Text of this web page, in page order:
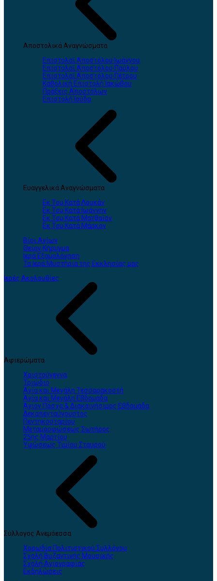
Αποστολικά Αναγνώσματα
Επιστολαί Αποστόλου Ιωάννου
Επιστολαί Αποστόλου Παύλου
Επιστολαί Αποστόλου Πέτρου
Καθολική Επιστολή Ιακώβου
Πράξεις Αποστόλων
Επιστολή Ιούδα
Ευαγγελικά Αναγνώσματα
Εκ Του Κατά Λουκάν
Εκ Του Κατά Ιωάννην
Εκ Του Κατά Ματθαίον
Εκ Του Κατά Μάρκον
Βίοι Αγίων
Θείον Κήρυγμα
Ιερά Εξομολόγηση
Τα Ιερά Μυστήρια της Εκκλησίας μας
Ιερές Ακολουθίες
Αφιερώματα
Χριστούγεννα
Τριώδιο
Αγία και Μεγάλη Τεσσαρακοστή
Αγία και Μεγάλη Εβδομάδα
Άγιον Πάσχα & Διακαινήσιμος Εβδομάδα
Δεκαπενταύγουστος
Πεντηκοσταρίου
Μεταμορφώσεως Σωτήρος
25ης Μαρτίου
Υψώσεως Τιμίου Σταυρού
Σύλλογος Ανεμόεσσα
Χορωδία Πολιτιστικού Συλλόγου
Σχολή Βυζαντινής Μουσικής
Σχολή Αγιογραφίας
Εκδηλώσεις